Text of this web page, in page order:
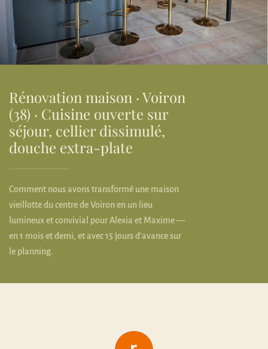
Rénovation maison · Voiron
(38) · Cuisine ouverte sur
séjour, cellier dissimulé,
douche extra-plate
Comment nous avons transformé une maison
vieillotte du centre de Voiron en un lieu
lumineux et convivial pour Alexia et Maxime —
en 1 mois et demi, et avec 15 jours d’avance sur
le planning.